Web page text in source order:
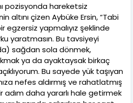
pozisyonda hareketsiz
altını çizen Aybüke Ersin, “Tabi
egzersiz yapmalıyız şeklinde
yaratmasın. Bu tavsiyeyi
sağdan sola dönmek,
ya da ayaktaysak birkaç
Bu sayede yük taşıyan
nefes aldırmış ve rahatlatmış
adım daha yararlı hale getirmek